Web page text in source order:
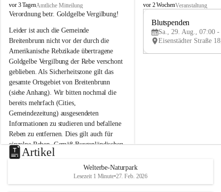
B
r
i
t
e
n
b
r
u
n
n
a
m
N
e
u
s
d
vor 3 TagenAmtliche Mitteilung
Verordnung betr. Goldgelbe Vergilbung!
Leider ist auch die Gemeinde
Breitenbrunn nicht vor der durch die
Amerikanische Rebzikade übertragene
Goldgelbe Vergilbung der Rebe verschont
geblieben. Als Sicherheitszone gilt das
gesamte Ortsgebiet von Breitenbrunn
(siehe Anhang). Wir bitten nochmal die
bereits mehrfach (Cities,
Gemeindezeitung) ausgesendeten
Informationen zu studieren und befallene
Reben zu entfernen. Dies gilt auch für
einzelne Reben. Gemäß Burgenländischen
Weinbaugesetz sind nicht gepflegte oder
unzulässige Weingärten zu roden! Bitte
helfen wir zusammen um unsere Winzer
vor den prognostizierten Ernteausfällen
B
e
u
e
d
vor 2 WochenVeranstaltung
Blutspenden
Sa., 29. Aug., 07:00 -
Artikel
Welterbe-Naturpark
Lesezeit 1 Minute•27. Feb. 2026